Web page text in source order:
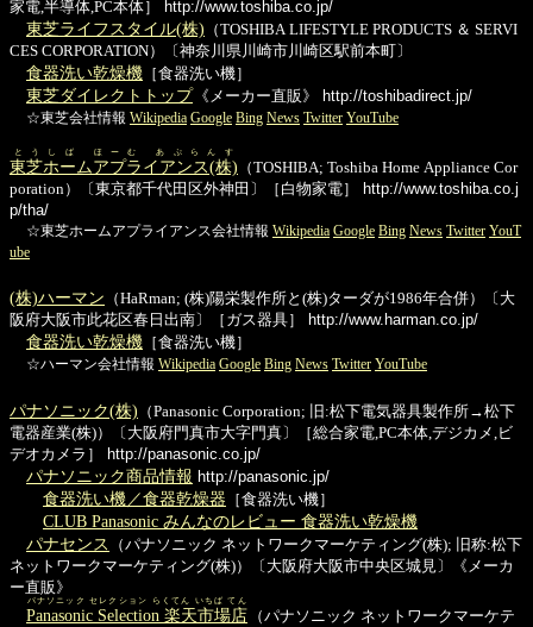
家電,半導体,PC本体］
http://www.toshiba.co.jp/
東芝ライフスタイル(株) （TOSHIBA LIFESTYLE PRODUCTS ＆ SERVI
CES CORPORATION）〔神奈川県川崎市川崎区駅前本町〕
食器洗い乾燥機 ［食器洗い機］
東芝ダイレクトトップ 《メーカー直販》
http://toshibadirect.jp/
☆東芝会社情報 Wikipedia Google Bing News Twitter YouTube
東芝ホームアプライアンス(株)
とうしば ほーむ あぷらんす
（TOSHIBA; Toshiba Home Appliance Cor
poration）〔東京都千代田区外神田〕［白物家電］
http://www.toshiba.co.j
p/tha/
☆東芝ホームアプライアンス会社情報 Wikipedia Google Bing News Twitter YouT
ube
(株)ハーマン （HaRman; (株)陽栄製作所と(株)ターダが1986年合併）〔大
阪府大阪市此花区春日出南〕［ガス器具］
http://www.harman.co.jp/
食器洗い乾燥機 ［食器洗い機］
☆ハーマン会社情報 Wikipedia Google Bing News Twitter YouTube
パナソニック(株) （Panasonic Corporation; 旧:松下電気器具製作所→松下
電器産業(株)）〔大阪府門真市大字門真〕［総合家電,PC本体,デジカメ,ビ
デオカメラ］
http://panasonic.co.jp/
パナソニック商品情報 http://panasonic.jp/
食器洗い機／食器乾燥器 ［食器洗い機］
CLUB Panasonic みんなのレビュー 食器洗い乾燥機
パナセンス
（パナソニック ネットワークマーケティング(株); 旧称:松下
ネットワークマーケティング(株)）〔大阪府大阪市中央区城見〕《メーカ
ー直販》
Panasonic Selection 楽天市場店
パナソニック セレクション らくてん いちば てん
（パナソニック ネットワークマーケテ